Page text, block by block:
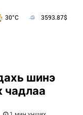
30°C 3593.87$
шинэ
чадлаа